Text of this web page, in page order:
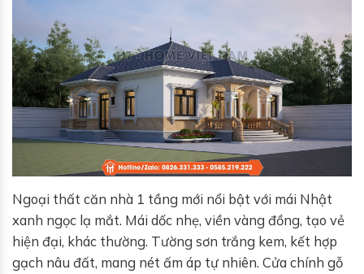
Ngoại thất căn nhà 1 tầng mới nổi bật với mái Nhật
xanh ngọc lạ mắt. Mái dốc nhẹ, viền vàng đồng, tạo vẻ
hiện đại, khác thường. Tường sơn trắng kem, kết hợp
gạch nâu đất, mang nét ấm áp tự nhiên. Cửa chính gỗ